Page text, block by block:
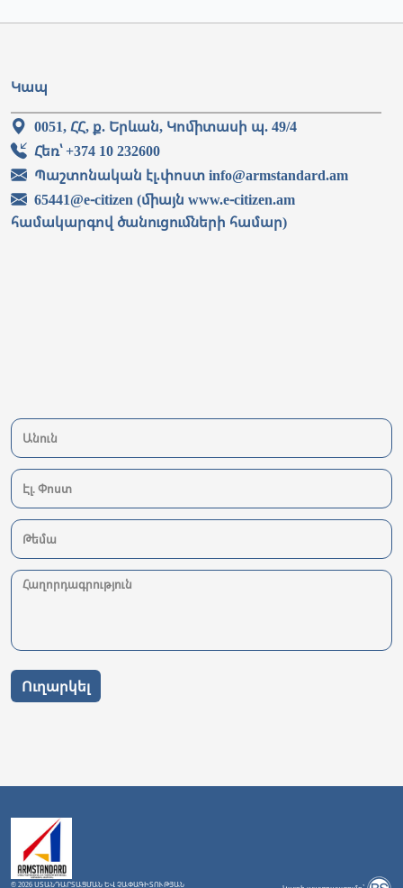
Կապ
0051, ՀՀ, ք. Երևան, Կոմիտասի պ. 49/4
Հեռ՝ +374 10 232600
Պաշտոնական էլ.փոստ info@armstandard.am
65441@e-citizen (միայն www.e-citizen.am
համակարգով ծանուցումների համար)
Ուղարկել
© 2026 ՍՏԱՆԴԱՐՏԱՑՄԱՆ ԵՎ ՉԱՓԱԳԻՏՈՒԹՅԱՆ